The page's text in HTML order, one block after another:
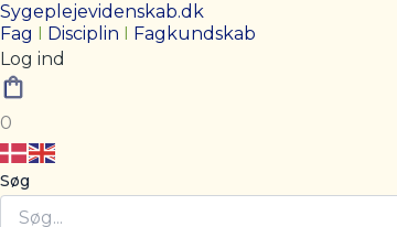
Sygeplejevidenskab.dk
Fag I Disciplin I Fagkundskab
Log ind
0
Søg